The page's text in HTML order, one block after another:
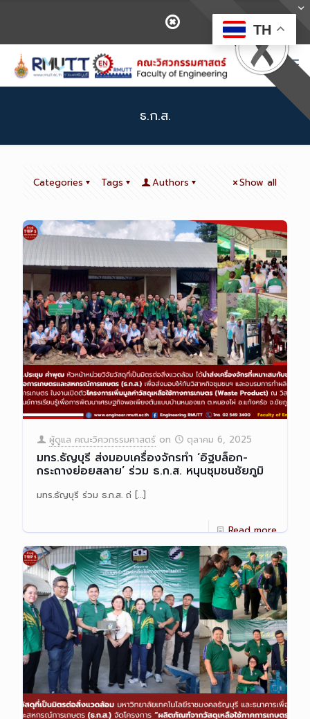
ธ.ก.ส.
Categories Tags Authors Show all
ผู้ดูแล คณะวิศวกรรมศาสตร์ on ตุลาคม 6, 2025
มทร.ธัญบุรี ส่งมอบเครื่องจักรทำ ‘อิฐบล็อก-
กระถางย่อยสลาย’ ร่วม ธ.ก.ส. หนุนชุมชนชัยภูมิ
มทร.ธัญบุรี ร่วม ธ.ก.ส. ถ่ […]
Read more
TH